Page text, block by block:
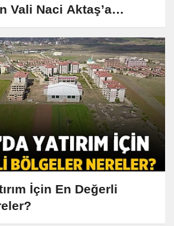
Vali Naci Aktaş’a
İçin En Değerli